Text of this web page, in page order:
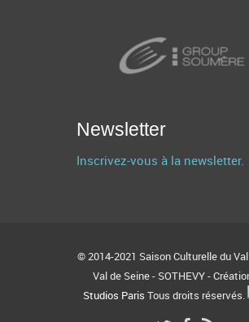
Newsletter
Inscrivez-vous à la newsletter.
© 2014-2021 Saison Culturelle du
Val de Seine - SOTHEVY -
Studios Paris Tous droits réservés.